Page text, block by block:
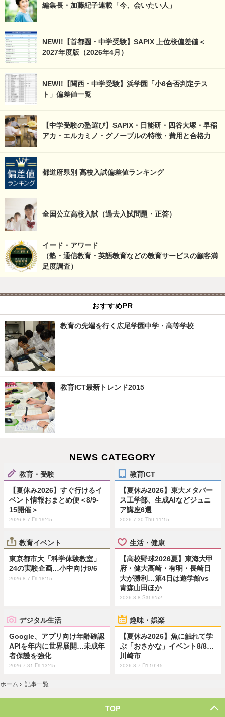
編集長・加藤紀子連載「今、会いたい人」
NEW!!【首都圏・中学受験】SAPIX 上位校偏差値＜
2027年度版（2026年4月）
NEW!!【関西・中学受験】浜学園「小6合否判定テス
ト」偏差値一覧
【中学受験の塾選び】SAPIX・日能研・四谷大塚・早稲
アカ・エルカミノ・グノーブルの特徴・費用と合格力
都道府県別 高校入試偏差値ランキング
全国公立高校入試（過去入試問題・正答）
イード・アワード
（塾・通信教育・英語教育などの教育サービスの顧客満
足度調査）
おすすめPR
教育の先端を行く広尾学園中学・高等学校
教育ICT最新トレンド2015
NEWS CATEGORY
教育・受験
【夏休み2026】すぐ行けるイ
ベント情報おまとめ便＜8/9-
15開催＞
2026.8.7 Fri 19:45
教育ICT
【夏休み2026】東大メタバー
ス工学部、生成AIなどジュニ
ア講座6選
2026.7.30 Thu 11:15
教育イベント
東京都市大「科学体験教室」
24の実験企画…小中向け9/6
2026.8.7 Fri 18:15
生活・健康
【高校野球2026夏】東海大甲
府・健大高崎・有明・長崎日
大が勝利…第4日は遊学館vs
青森山田ほか
2026.8.8 Sat 9:52
デジタル生活
Google、アプリ向け年齢確認
APIを年内に世界展開…未成年
者保護を強化
2026.7.31 Fri 13:45
趣味・娯楽
【夏休み2026】魚に触れて学
ぶ「おさかな」イベント8/8…
川崎市
2026.8.7 Fri 10:45
ホーム › 記事一覧
TOP